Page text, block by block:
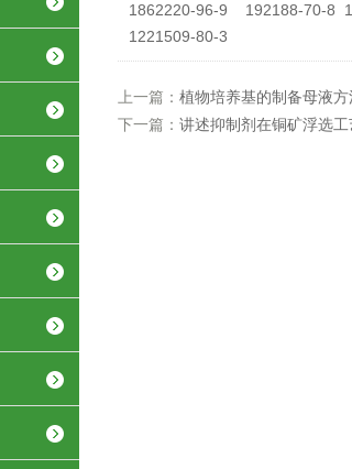
1862220-96-9 192188-70-8
1221509-80-3
上一篇： 植物培养基的制备母液方
下一篇： 讲述抑制剂在铜矿浮选工